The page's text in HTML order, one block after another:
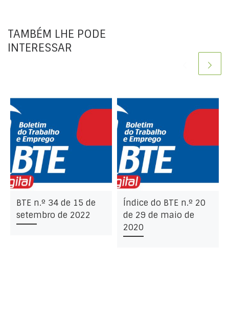
TAMBÉM LHE PODE
INTERESSAR
BTE n.º 34 de 15 de
setembro de 2022
Índice do BTE n.º 20
de 29 de maio de
2020